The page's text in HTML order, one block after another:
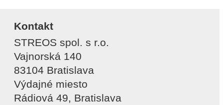
Kontakt
STREOS spol. s r.o.
Vajnorská 140
83104 Bratislava
Výdajné miesto
Rádiová 49, Bratislava